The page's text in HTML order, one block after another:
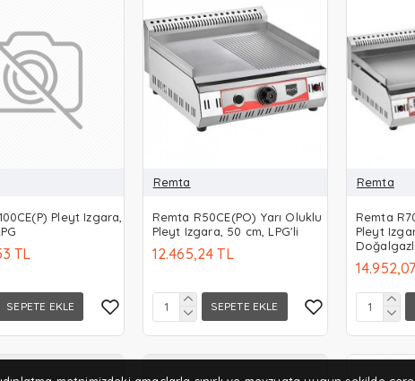
Pleyt Izgara,
TL
SEPETE EKLE
Remta
Remta R50CE(PO) Yarı Oluklu
Pleyt Izgara, 50 cm, LPG'li
12.465,24 TL
SEPETE EKLE
Remta
Remta
Pleyt